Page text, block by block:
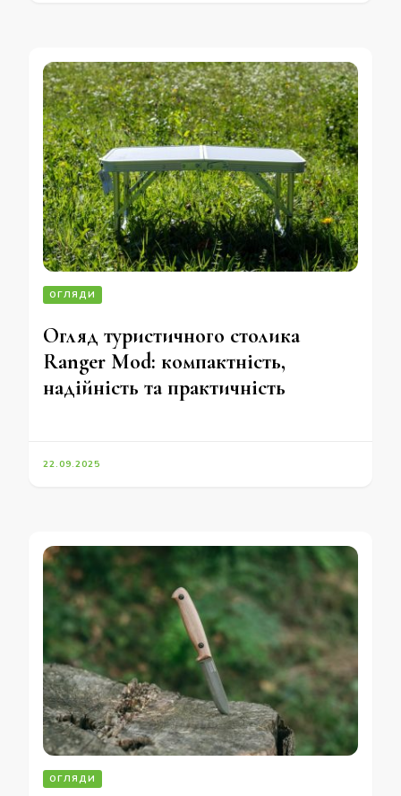
ОГЛЯДИ
Огляд туристичного столика
Ranger Mod: компактність,
надійність та практичність
22.09.2025
ОГЛЯДИ